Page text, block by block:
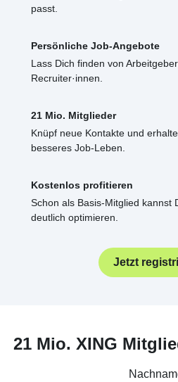
passt.
Persönliche Job-Angebote
Lass Dich finden von
Recruiter·innen.
21 Mio. Mitglieder
Knüpf neue Kontakte und
besseres Job-Leben.
Kostenlos profitieren
Schon als Basis-Mitglied kannst
deutlich optimieren.
Jetzt
21 Mio. XING